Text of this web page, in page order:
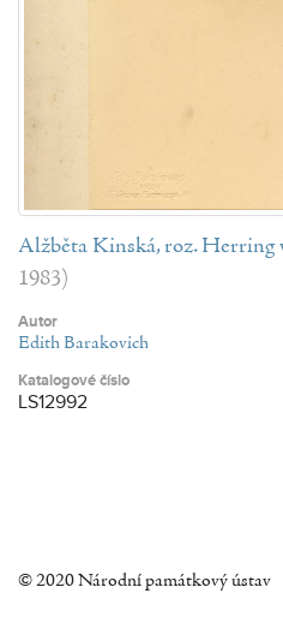
Alžběta Kinská, roz. Herring
1983)
Autor
Edith Barakovich
Katalogové číslo
LS12992
© 2020 Národní památkový ústav